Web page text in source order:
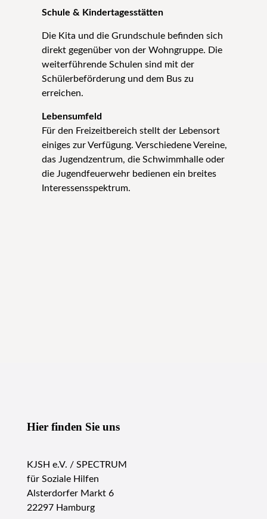
Schule & Kindertagesstätten
Die Kita und die Grundschule befinden sich
direkt gegenüber von der Wohngruppe. Die
weiterführende Schulen sind mit der
Schülerbeförderung und dem Bus zu
erreichen.
Lebensumfeld
Für den Freizeitbereich stellt der Lebensort
einiges zur Verfügung. Verschiedene Vereine,
das Jugendzentrum, die Schwimmhalle oder
die Jugendfeuerwehr bedienen ein breites
Interessensspektrum.
Hier finden Sie uns
KJSH e.V. / SPECTRUM
für Soziale Hilfen
Alsterdorfer Markt 6
22297 Hamburg